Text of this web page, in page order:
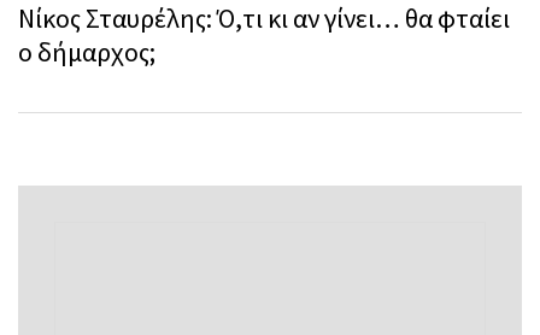
Νίκος Σταυρέλης: Ό,τι κι αν γίνει… θα φταίει
ο δήμαρχος;